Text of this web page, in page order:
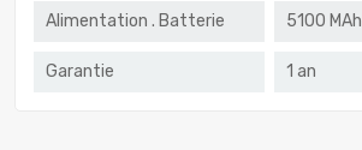
Alimentation . Batterie 5100 MAh
Garantie 1 an